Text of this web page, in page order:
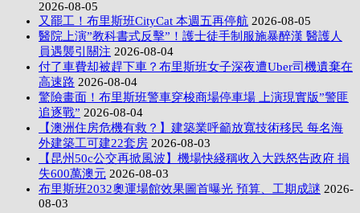
2026-08-05
又罷工！布里斯班CityCat 本週五再停航 2026-08-05
醫院上演”教科書式反擊”！護士徒手制服施暴醉漢 醫護人
員遇襲引關注 2026-08-04
付了車費却被趕下車？布里斯班女子深夜遭Uber司機遺棄在
高速路 2026-08-04
驚險畫面！布里斯班警車穿梭商場停車場 上演現實版”警匪
追逐戰” 2026-08-04
【澳洲住房危機有救？】建築業呼籲放寬技術移民 每名海
外建築工可建22套房 2026-08-03
【昆州50c公交再掀風波】機場快綫稱收入大跌怒告政府 損
失600萬澳元 2026-08-03
布里斯班2032奧運場館效果圖首曝光 預算、工期成謎 2026-
08-03